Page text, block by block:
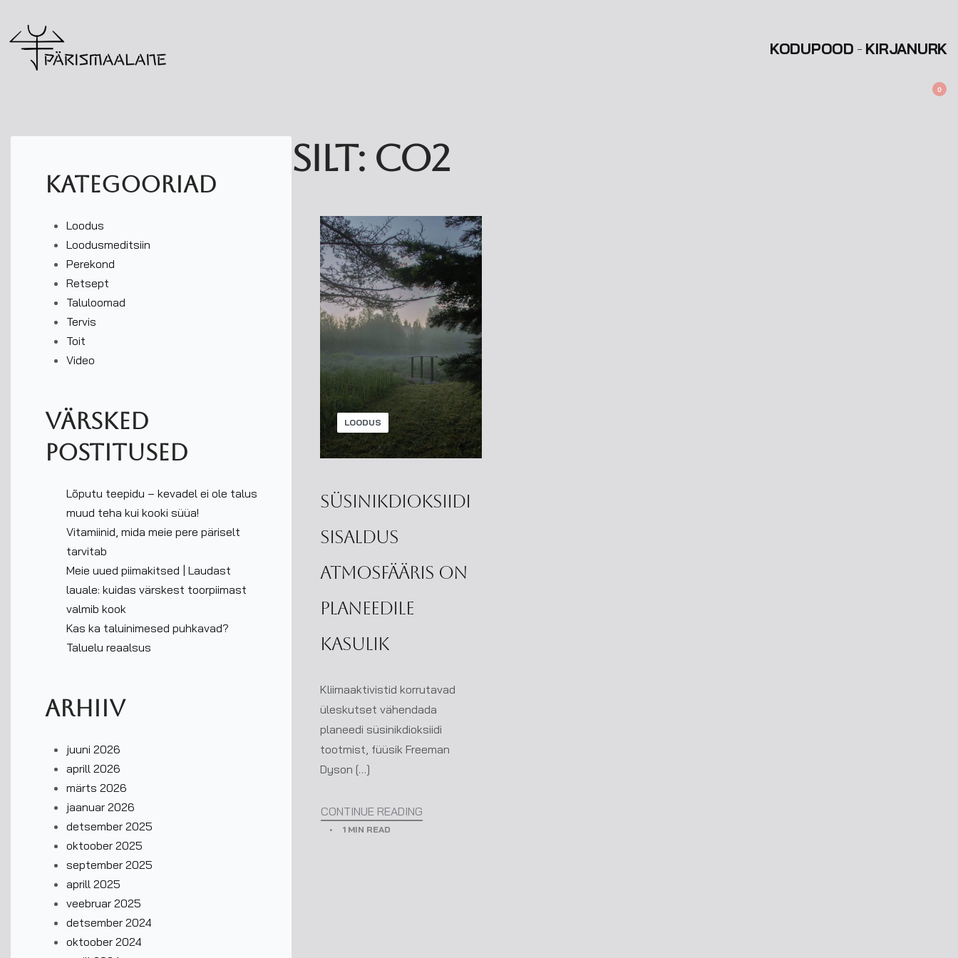
KODUPOOD KIRJANURK
0
kategooriad
Loodus
Loodusmeditsiin
Perekond
Retsept
Taluloomad
Tervis
Toit
Video
Värsked
postitused
Lõputu teepidu – kevadel ei ole talus
muud teha kui kooki süüa!
Vitamiinid, mida meie pere päriselt
tarvitab
Meie uued piimakitsed | Laudast
lauale: kuidas värskest toorpiimast
valmib kook
Kas ka taluinimesed puhkavad?
Taluelu reaalsus
Arhiiv
juuni 2026
aprill 2026
märts 2026
jaanuar 2026
detsember 2025
oktoober 2025
september 2025
aprill 2025
veebruar 2025
detsember 2024
oktoober 2024
Silt: co2
LOODUS
Süsinikdioksiidi
sisaldus
atmosfääris on
planeedile
kasulik
Kliimaaktivistid korrutavad
üleskutset vähendada
planeedi süsinikdioksiidi
tootmist, füüsik Freeman
Dyson […]
CONTINUE READING
1 MIN READ